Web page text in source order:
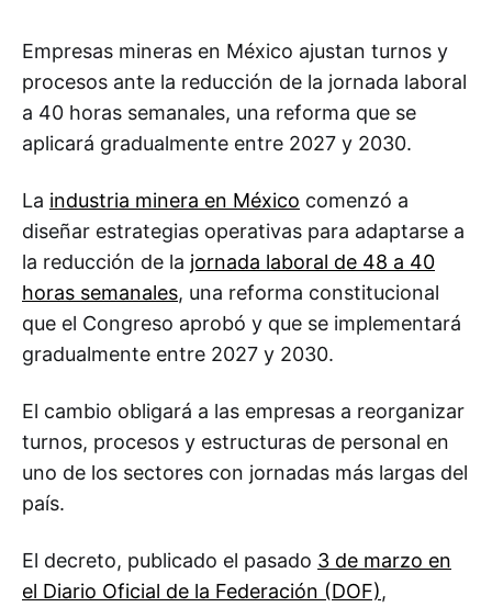
Empresas mineras en México ajustan turnos y
procesos ante la reducción de la jornada laboral
a 40 horas semanales, una reforma que se
aplicará gradualmente entre 2027 y 2030.
La industria minera en México comenzó a
diseñar estrategias operativas para adaptarse a
la reducción de la jornada laboral de 48 a 40
horas semanales, una reforma constitucional
que el Congreso aprobó y que se implementará
gradualmente entre 2027 y 2030.
El cambio obligará a las empresas a reorganizar
turnos, procesos y estructuras de personal en
uno de los sectores con jornadas más largas del
país.
El decreto, publicado el pasado 3 de marzo en
el Diario Oficial de la Federación (DOF),